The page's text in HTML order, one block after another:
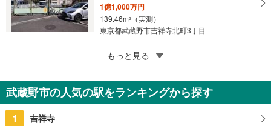
1億1,000万円
139.46m2
（実測）
東京都武蔵野市吉祥寺北町3丁目
武蔵野市吉祥寺本町3丁目
1億9,990万円
161.52m2（実測）
東京都武蔵野市吉祥寺本町3丁目
もっと見る
武蔵野市の人気の駅をランキングから探す
1 吉祥寺